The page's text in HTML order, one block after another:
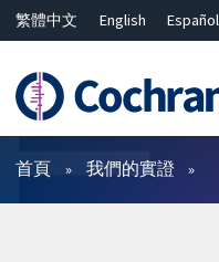
繁體中文 English Español
ไทย
简体中文
篩選條件
首頁 我們的實證